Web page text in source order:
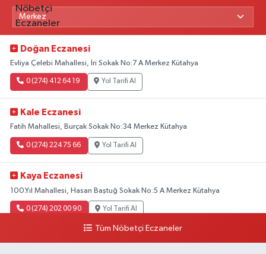
Doğan Eczanesi
Evliya Çelebi Mahallesi, İri Sokak No:7 A Merkez Kütahya
0 (274) 412 64 19 Yol Tarifi Al
Kale Eczanesi
Fatih Mahallesi, Burçak Sokak No:34 Merkez Kütahya
0 (274) 224 75 66 Yol Tarifi Al
Kaya Eczanesi
100.Yıl Mahallesi, Hasan Baştuğ Sokak No:5 A Merkez Kütahya
0 (274) 202 00 90 Yol Tarifi Al
Tüm Nöbetçi Eczaneler